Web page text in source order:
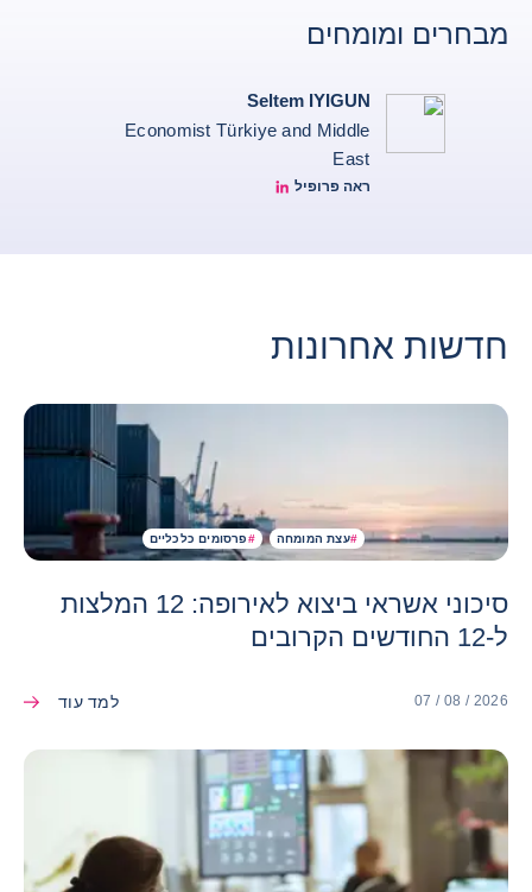
מבחרים ומומחים
Seltem IYIGUN
Economist Türkiye and Middle
East
ראה פרופילSeltem Linkedin
חדשות אחרונות
#עצת המומחה #פרסומים כלכליים
סיכוני אשראי ביצוא לאירופה: 12 המלצות
ל-12 החודשים הקרובים
07 / 08 / 2026 למד עוד